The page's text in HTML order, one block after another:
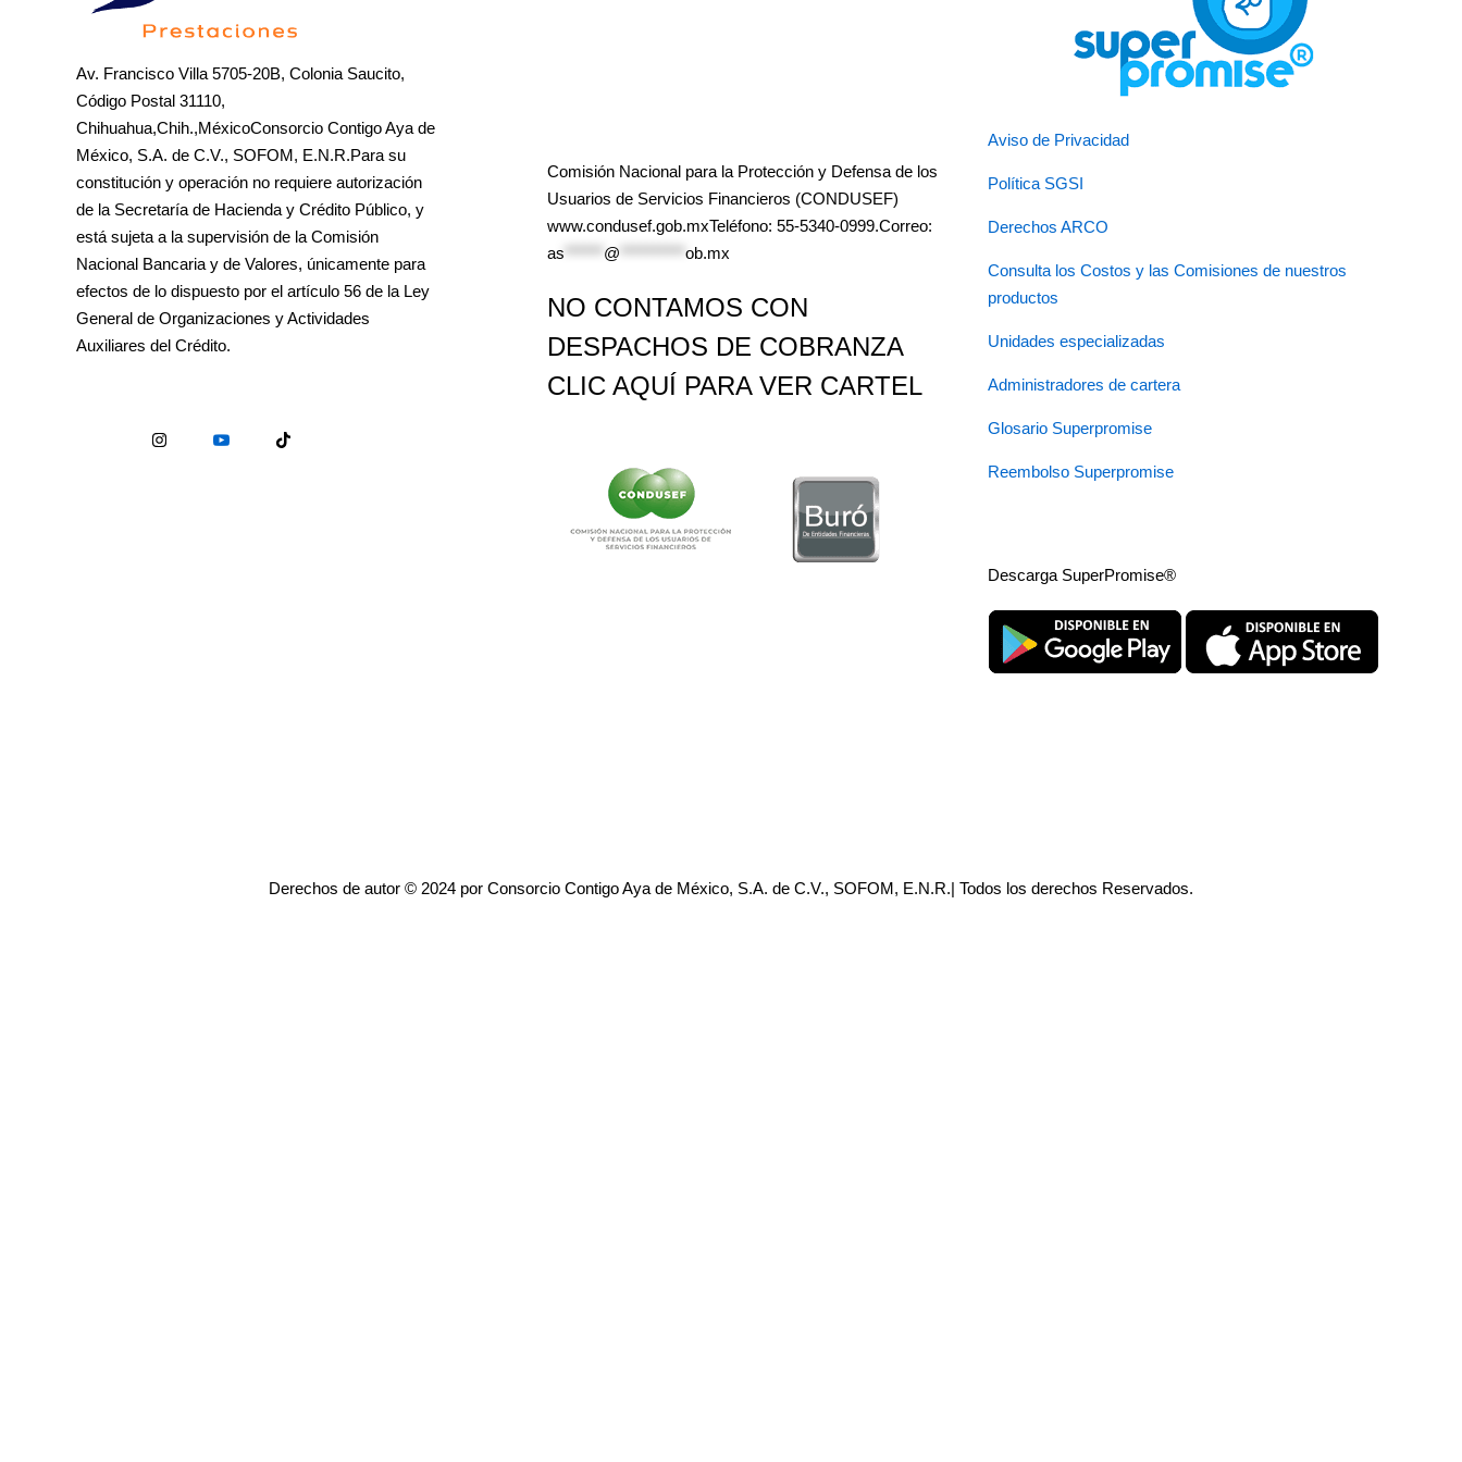
Av. Francisco Villa 5705-20B, Colonia Saucito,
Código Postal 31110,
Chihuahua,Chih.,MéxicoConsorcio Contigo Aya de
México, S.A. de C.V., SOFOM, E.N.R.Para su
constitución y operación no requiere autorización
de la Secretaría de Hacienda y Crédito Público, y
está sujeta a la supervisión de la Comisión
Nacional Bancaria y de Valores, únicamente para
efectos de lo dispuesto por el artículo 56 de la Ley
General de Organizaciones y Actividades
Auxiliares del Crédito.
Comisión Nacional para la Protección y Defensa de los
Usuarios de Servicios Financieros (CONDUSEF)
www.condusef.gob.mxTeléfono: 55-5340-0999.Correo:
as
@ ob.mx
NO CONTAMOS CON
DESPACHOS DE COBRANZA
CLIC AQUÍ PARA VER CARTEL
Aviso de Privacidad
Política SGSI
Derechos ARCO
Consulta los Costos y las Comisiones de nuestros
productos
Unidades especializadas
Administradores de cartera
Glosario Superpromise
Reembolso Superpromise
Descarga SuperPromise®
Derechos de autor © 2024 por Consorcio Contigo Aya de México, S.A. de C.V., SOFOM, E.N.R.| Todos los derechos Reservados.